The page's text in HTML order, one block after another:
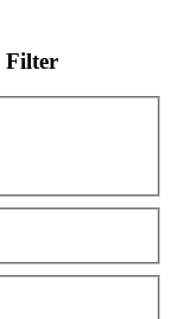
Filter